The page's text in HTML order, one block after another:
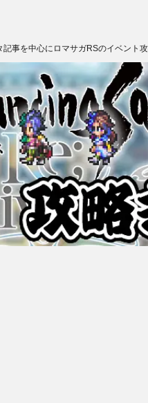
事を中心にロマサガRSのイベント